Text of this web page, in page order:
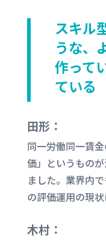
スキル
うな、
作って
ている
田形：
同一労働同一賃
価」というもの
ました。業界内
の評価運用の現状
木村：